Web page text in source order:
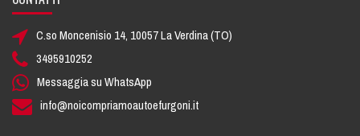
C.so Moncenisio 14, 10057 La Verdina (TO)
3495910252
Messaggia su WhatsApp
info@noicompriamoautoefurgoni.it